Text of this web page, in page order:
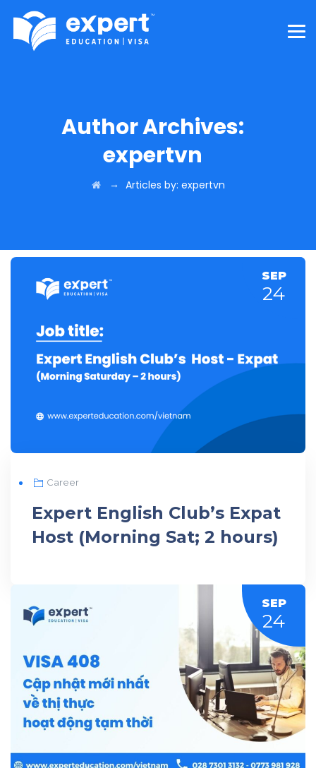
Author Archives:
expertvn
→ Articles by: expertvn
SEP
24
Career
Expert English Club’s Expat
Host (Morning Sat; 2 hours)
SEP
24